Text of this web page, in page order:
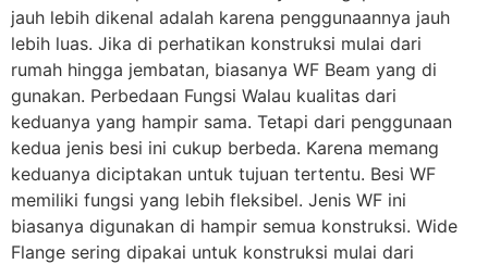
jauh lebih dikenal adalah karena penggunaannya jauh
lebih luas. Jika di perhatikan konstruksi mulai dari
rumah hingga jembatan, biasanya WF Beam yang di
gunakan. Perbedaan Fungsi Walau kualitas dari
keduanya yang hampir sama. Tetapi dari penggunaan
kedua jenis besi ini cukup berbeda. Karena memang
keduanya diciptakan untuk tujuan tertentu. Besi WF
memiliki fungsi yang lebih fleksibel. Jenis WF ini
biasanya digunakan di hampir semua konstruksi. Wide
Flange sering dipakai untuk konstruksi mulai dari